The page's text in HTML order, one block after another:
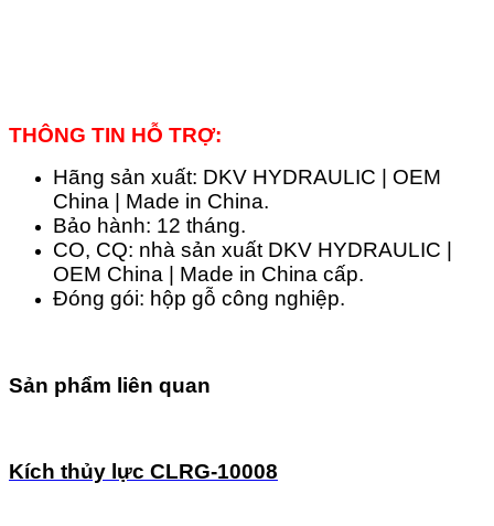
THÔNG TIN HỖ TRỢ:
Hãng sản xuất: DKV HYDRAULIC | OEM
China | Made in China.
Bảo hành: 12 tháng.
CO, CQ: nhà sản xuất DKV HYDRAULIC |
OEM China | Made in China cấp.
Đóng gói: hộp gỗ công nghiệp.
Sản phẩm liên quan
Kích thủy lực CLRG-10008